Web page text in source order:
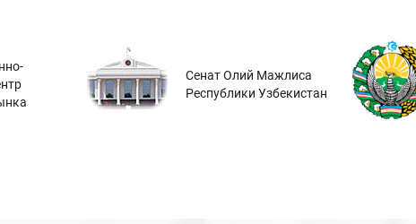
Сенат Олий Мажлиса
Республики Узбекистан